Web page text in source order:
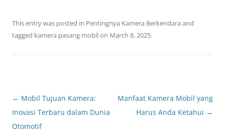
This entry was posted in Pentingnya Kamera Berkendara and
tagged kamera pasang mobilon March 8, 2025.
Post
navigation
← Mobil Tujuan Kamera:
Inovasi Terbaru dalam Dunia
Otomotif
Manfaat Kamera Mobil yang
Harus Anda Ketahui →